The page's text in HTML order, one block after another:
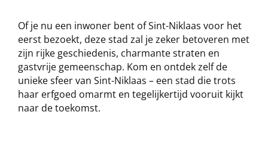
Of je nu een inwoner bent of Sint-Niklaas voor het
eerst bezoekt, deze stad zal je zeker betoveren met
zijn rijke geschiedenis, charmante straten en
gastvrije gemeenschap. Kom en ontdek zelf de
unieke sfeer van Sint-Niklaas – een stad die trots
haar erfgoed omarmt en tegelijkertijd vooruit kijkt
naar de toekomst.